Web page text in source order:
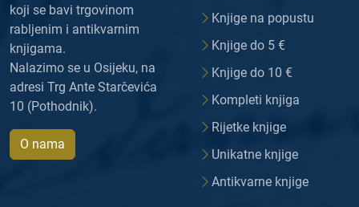
koji se bavi trgovinom
rabljenim i antikvarnim
knjigama.
Nalazimo se u Osijeku, na
adresi Trg Ante Starčevića
10 (Pothodnik).
O nama
Knjige na popustu
Knjige do 5 €
Knjige do 10 €
Kompleti knjiga
Rijetke knjige
Unikatne knjige
Antikvarne knjige